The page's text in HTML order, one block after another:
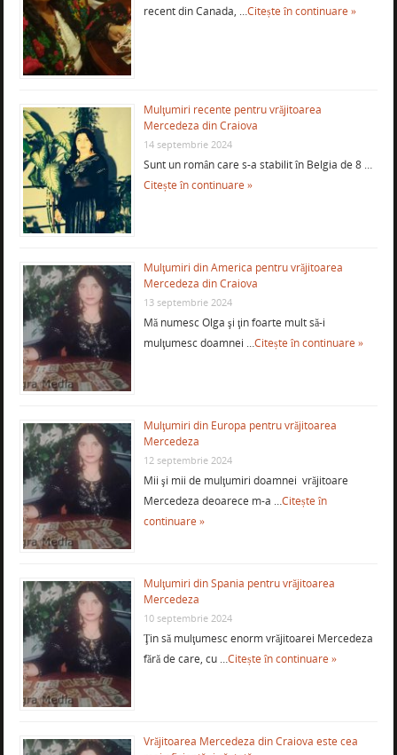
recent din Canada, …Citește în continuare »
Mulţumiri recente pentru vrăjitoarea
Mercedeza din Craiova
14 septembrie 2024
Sunt un român care s-a stabilit în Belgia de 8 …
Citește în continuare »
Mulţumiri din America pentru vrăjitoarea
Mercedeza din Craiova
13 septembrie 2024
Mă numesc Olga şi ţin foarte mult să-i
mulţumesc doamnei …Citește în continuare »
Mulţumiri din Europa pentru vrăjitoarea
Mercedeza
12 septembrie 2024
Mii şi mii de mulţumiri doamnei vrăjitoare
Mercedeza deoarece m-a …Citește în
continuare »
Mulţumiri din Spania pentru vrăjitoarea
Mercedeza
10 septembrie 2024
Ţin să mulţumesc enorm vrăjitoarei Mercedeza
fără de care, cu …Citește în continuare »
Vrăjitoarea Mercedeza din Craiova este cea